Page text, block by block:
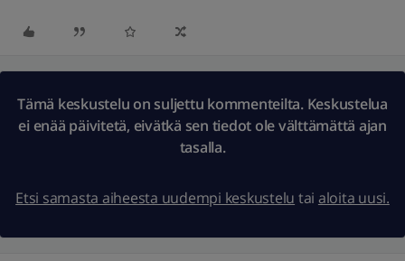
Tämä keskustelu on suljettu kommenteilta. Keskustelua
ei enää päivitetä, eivätkä sen tiedot ole välttämättä ajan
tasalla.
Etsi samasta aiheesta uudempi keskustelu tai aloita uusi.